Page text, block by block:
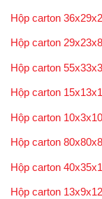
Hộp carton
Hộp carton 29x23x8
Hộp carton
Hộp carton
Hộp carton 10x3x10
Hộp carton
Hộp carton
Hộp carton 13x9x12